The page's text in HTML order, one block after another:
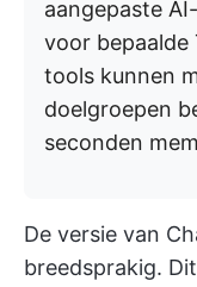
aangepaste
voor bepaalde
tools kunnen
doelgroepen
seconden
De versie van
breedsprakig.